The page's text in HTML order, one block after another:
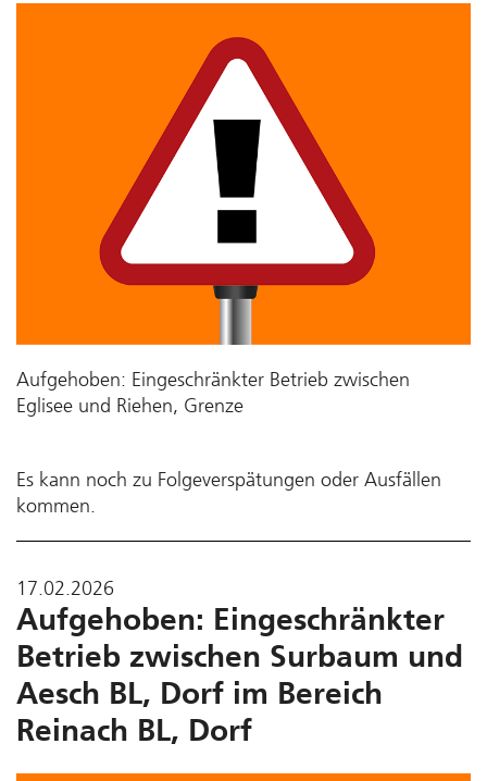
Aufgehoben: Eingeschränkter Betrieb zwischen
Eglisee und Riehen, Grenze
Es kann noch zu Folgeverspätungen oder Ausfällen
kommen.
17.02.2026
Aufgehoben: Eingeschränkter
Betrieb zwischen Surbaum und
Aesch BL, Dorf im Bereich
Reinach BL, Dorf